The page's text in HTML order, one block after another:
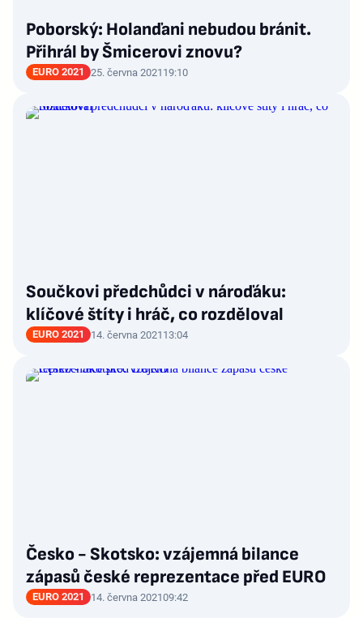
Poborský: Holanďani nebudou bránit.
Přihrál by Šmicerovi znovu?
EURO 2021 25. června 2021 19:10
Součkovi předchůdci v nároďáku:
klíčové štíty i hráč, co rozděloval
EURO 2021 14. června 2021 13:04
Česko - Skotsko: vzájemná bilance
zápasů české reprezentace před EURO
EURO 2021 14. června 202109:42